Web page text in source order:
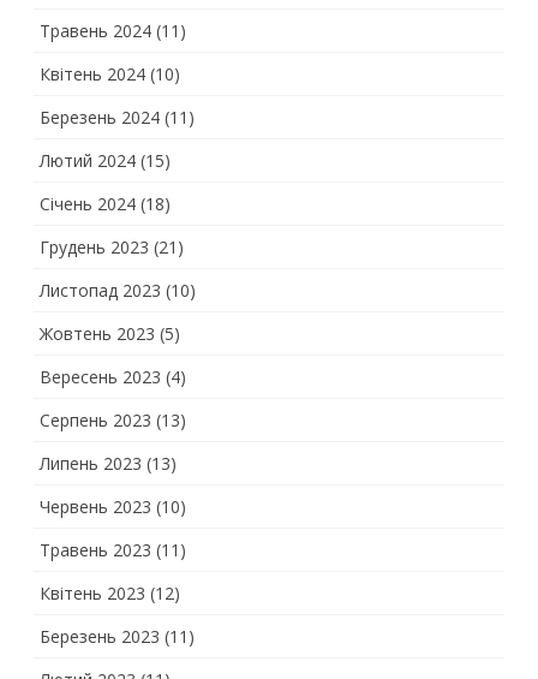
Травень 2024 (11)
Квітень 2024 (10)
Березень 2024 (11)
Лютий 2024 (15)
Січень 2024 (18)
Грудень 2023 (21)
Листопад 2023 (10)
Жовтень 2023 (5)
Вересень 2023 (4)
Серпень 2023 (13)
Липень 2023 (13)
Червень 2023 (10)
Травень 2023 (11)
Квітень 2023 (12)
Березень 2023 (11)